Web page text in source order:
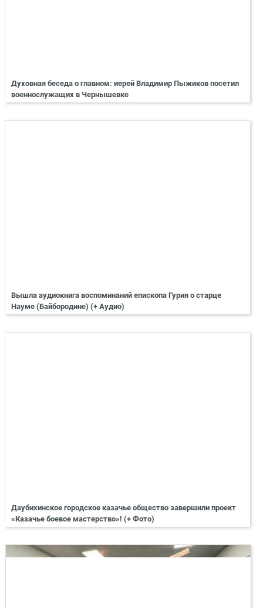
Духовная беседа о главном: иерей Владимир Пыжиков посетил
военнослужащих в Чернышевке
Вышла аудиокнига воспоминаний епископа Гурия о старце
Науме (Байбородине) (+ Аудио)
Даубихинское городское казачье общество завершили проект
«Казачье боевое мастерство»! (+ Фото)